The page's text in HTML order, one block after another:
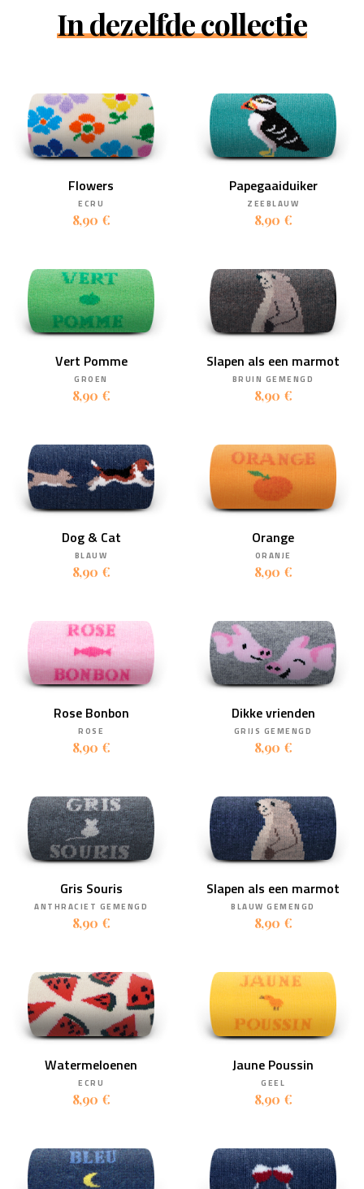
In dezelfde collectie
Flowers
ECRU
8,90 €
Papegaaiduiker
ZEEBLAUW
8,90 €
Vert Pomme
GROEN
8,90 €
Slapen als een marmot
BRUIN GEMENGD
8,90 €
Dog & Cat
BLAUW
8,90 €
Orange
ORANJE
8,90 €
Rose Bonbon
ROSE
8,90 €
Dikke vrienden
GRIJS GEMENGD
8,90 €
Gris Souris
ANTHRACIET GEMENGD
8,90 €
Slapen als een marmot
BLAUW GEMENGD
8,90 €
Watermeloenen
ECRU
8,90 €
Jaune Poussin
GEEL
8,90 €